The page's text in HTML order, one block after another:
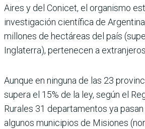
Aires y del Conicet, el organismo
investigación científica de
millones de hectáreas del país
Inglaterra), pertenecen a
Aunque en ninguna de las 23
supera el 15% de la ley, según el
Rurales 31 departamentos ya
algunos municipios de Misiones